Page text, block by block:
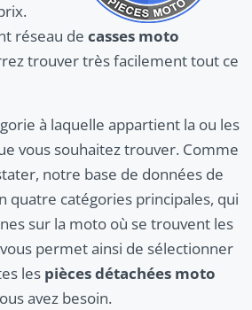
réseau de casses moto
trouver très facilement tout ce
à laquelle appartient la ou les
vous souhaitez trouver. Comme
notre base de données de
quatre catégories principales, qui
sur la moto où se trouvent les
permet ainsi de sélectionner
les pièces détachées moto
avez besoin.